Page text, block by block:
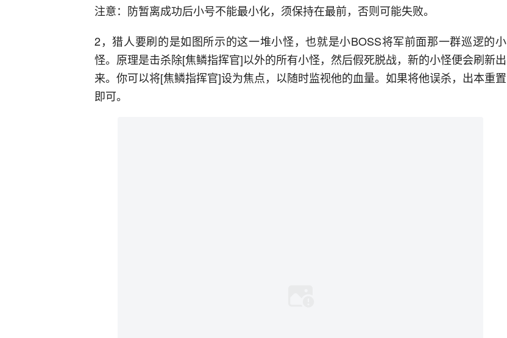
注意：防暂离成功后小号不能最小化，须保持在最前，否则可能失败。
2，猎人要刷的是如图所示的这一堆小怪，也就是小BOSS将军前面那一群巡逻的小
怪。原理是击杀除[焦鳞指挥官]以外的所有小怪，然后假死脱战，新的小怪便会刷新出
来。你可以将[焦鳞指挥官]设为焦点，以随时监视他的血量。如果将他误杀，出本重置
即可。